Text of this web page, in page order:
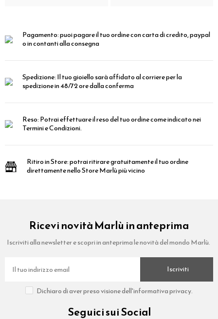
Pagamento:puoi pagare il tuo ordine con carta di credito, paypal
o in contanti alla consegna
Spedizione:Il tuo gioiello sarà affidato al corriere per la
spedizione in 48/72 ore dalla conferma
Reso:Potrai effettuare il reso del tuo ordine come indicato nei
Termini e Condizioni.
Ritiro in Store:potrai ritirare gratuitamente il tuo ordine
direttamente nello Store Marlù più vicino
Ricevi novità Marlù in anteprima
Iscriviti alla newsletter e scopri in anteprima le novità del mondo Marlù.
Iscriviti
Dichiaro di aver preso visione dell'informativa privacy.
Seguici sui Social